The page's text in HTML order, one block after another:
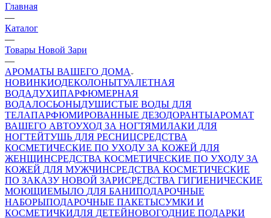
Главная
—
Каталог
—
Товары Новой Зари
—
АРОМАТЫ ВАШЕГО ДОМА
НОВИНКИОДЕКОЛОНЫТУАЛЕТНАЯ
ВОДАДУХИПАРФЮМЕРНАЯ
ВОДАЛОСЬОНЫДУШИСТЫЕ ВОДЫ ДЛЯ
ТЕЛАПАРФЮМИРОВАННЫЕ ДЕЗОДОРАНТЫАРОМАТ
ВАШЕГО АВТОУХОД ЗА НОГТЯМИЛАКИ ДЛЯ
НОГТЕЙТУШЬ ДЛЯ РЕСНИЦСРЕДСТВА
КОСМЕТИЧЕСКИЕ ПО УХОДУ ЗА КОЖЕЙ ДЛЯ
ЖЕНЩИНСРЕДСТВА КОСМЕТИЧЕСКИЕ ПО УХОДУ ЗА
КОЖЕЙ ДЛЯ МУЖЧИНСРЕДСТВА КОСМЕТИЧЕСКИЕ
ПО ЗАКАЗУ НОВОЙ ЗАРИСРЕДСТВА ГИГИЕНИЧЕСКИЕ
МОЮЩИЕМЫЛО ДЛЯ БАНИПОДАРОЧНЫЕ
НАБОРЫПОДАРОЧНЫЕ ПАКЕТЫСУМКИ И
КОСМЕТИЧКИДЛЯ ДЕТЕЙНОВОГОДНИЕ ПОДАРКИ